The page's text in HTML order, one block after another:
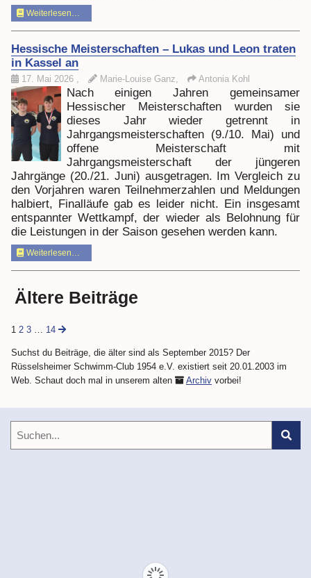
Weiterlesen…
Hessische Meisterschaften – Lukas und Leon traten
in Kassel an
17. Mai 2026 , Marie-Louise Ganz, Antonia Kohl
Nach einigen Jahren gemeinsamer
Hessischer Meisterschaften wurden sie
dieses Jahr wieder getrennt in
Jahrgangsmeisterschaften (9./10. Mai) und
offene Meisterschaft mit
Jahrgangsmeisterschaft der jüngeren
Jahrgänge (20./21. Juni) ausgetragen. Im Vergleich zu
den Vorjahren waren Teilnehmerzahlen und Meldungen
halbiert, Finalläufe gab es leider nicht. Ein insgesamt
entspannter Wettkampf, der wieder als Belohnung für
die Leistungen in der Saison gesehen werden kann.
Weiterlesen…
Ältere Beiträge
1 2 3 … 14
Suchst du Beiträge, die älter sind als September 2015? Der
Rüsselsheimer Schwimm-Club 1954 e.V. existiert seit 20.01.2003 im
Web. Schaut doch mal in unserem alten
Archiv vorbei!